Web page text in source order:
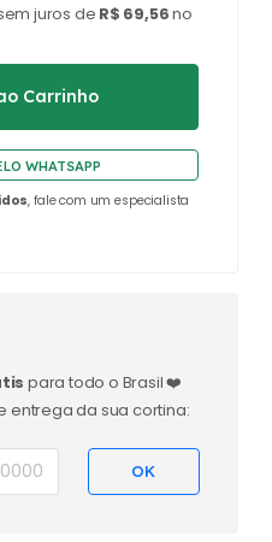
juros de R$ 69,56no
WHATSAPP
, fale com um especialista
para todo o Brasil ❤️
entrega da sua cortina: